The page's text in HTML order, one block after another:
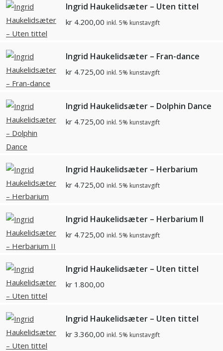
Ingrid Haukelidsæter – Uten tittel
kr 4.200,00 inkl. 5% kunstavgift
Ingrid Haukelidsæter – Fran-dance
kr 4.725,00 inkl. 5% kunstavgift
Ingrid Haukelidsæter – Dolphin Dance
kr 4.725,00 inkl. 5% kunstavgift
Ingrid Haukelidsæter – Herbarium
kr 4.725,00 inkl. 5% kunstavgift
Ingrid Haukelidsæter – Herbarium II
kr 4.725,00 inkl. 5% kunstavgift
Ingrid Haukelidsæter – Uten tittel
kr 1.800,00
Ingrid Haukelidsæter – Uten tittel
kr 3.360,00 inkl. 5% kunstavgift